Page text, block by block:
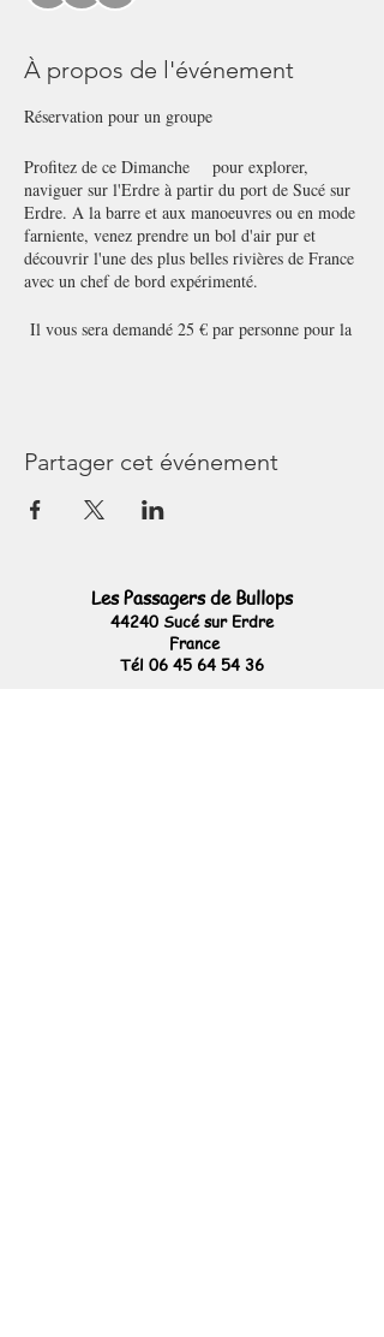
À propos de l'événement
Réservation pour un groupe
Profitez de ce Dimanche pour explorer,
naviguer sur l'Erdre à partir du port de Sucé sur
Erdre. A la barre et aux manoeuvres ou en mode
farniente, venez prendre un bol d'air pur et
découvrir l'une des plus belles rivières de France
avec un chef de bord expérimenté.
Il vous sera demandé 25 € par personne pour la
Chapelle, Nantes si nous avons du vent
Pensez à réserver votre place, obligatoire, 11
Rassemblement au port de Sucé sur Erdre, quai
Ambiance conviviale et décontractée à bord.
Partager cet événement
Les Passagers de Bullops
44240 Sucé sur Erdre
France
Tél 06 45 64 54 36